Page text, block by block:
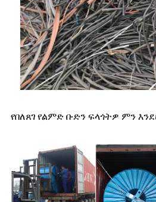
የበለጸገ የልምድ ቡድን ፍላጎትዎ ምን